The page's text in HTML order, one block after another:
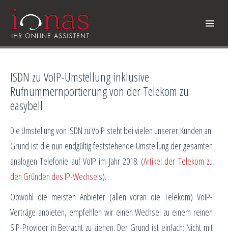
ISDN zu VoIP-Umstellung inklusive
Rufnummernportierung von der Telekom zu
easybell
Die Umstellung von ISDN zu VoIP steht bei vielen unserer Kunden an.
Grund ist die nun endgültig feststehende Umstellung der gesamten
analogen Telefonie auf VoIP im Jahr 2018. (Artikel der Telekom zu
den Gründen des IP-Wechsels).
Obwohl die meisten Anbieter (allen voran die Telekom) VoIP-
Verträge anbieten, empfehlen wir einen Wechsel zu einem reinen
SIP-Provider in Betracht zu ziehen. Der Grund ist einfach: Nicht mit